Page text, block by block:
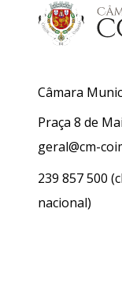
Câmara
Praça 8 de
geral@cm-
239 857 500
nacional)